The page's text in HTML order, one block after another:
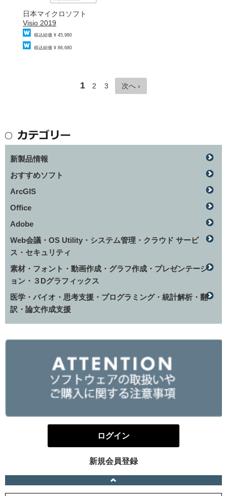
日本マイクロソフト
Visio 2019
税込組価 ¥ 45,980
税込組価 ¥ 86,680
1 2 3 次へ ›
新製品情報
おすすめソフト
ArcGIS
Office
Adobe
Web会議・OS Utility・システム管理・クラウド サービ
ス・セキュリティ
素材・フォント・動画作成・グラフ作成・プレゼンテーシ
ョン・３Dグラフィックス
医学・バイオ・思考支援・プログラミング・統計解析・翻
訳・論文作成支援
ログイン
新規会員登録